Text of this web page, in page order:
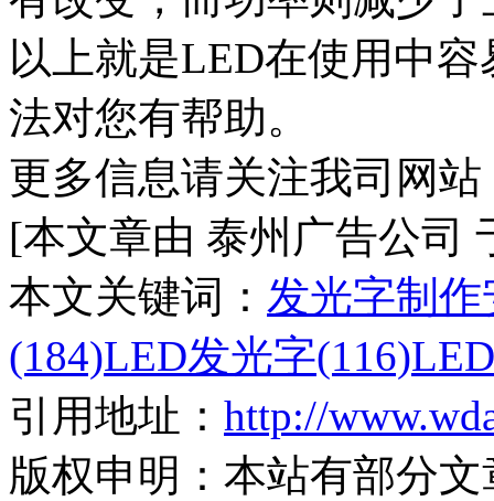
以上就是LED在使用中
法对您有帮助。
更多信息请关注我司网站
[本文章由 泰州广告公司
本文关键词： 发光字制作
(184)LED发光字(116)
引用地址： http://
版权申明： 本站有部分